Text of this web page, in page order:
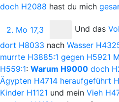
doch H2088 hast du mich
2. Mo 17,3 Und das
dort H8033 nach Wasser
murrte H3885:1 gegen H5921
H559:1: Warum H9000 doch
Ägypten H4714 heraufgeführt
Kinder H1121 und mein Vieh